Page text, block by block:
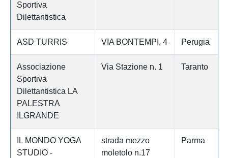
Sportiva
Dilettantistica
ASD TURRIS VIA BONTEMPI, 4 Perugia
Associazione
Sportiva
Dilettantistica LA
PALESTRA
ILGRANDE
Via Stazione n. 1 Taranto
IL MONDO YOGA
STUDIO -
strada mezzo
moletolo n.17
Parma